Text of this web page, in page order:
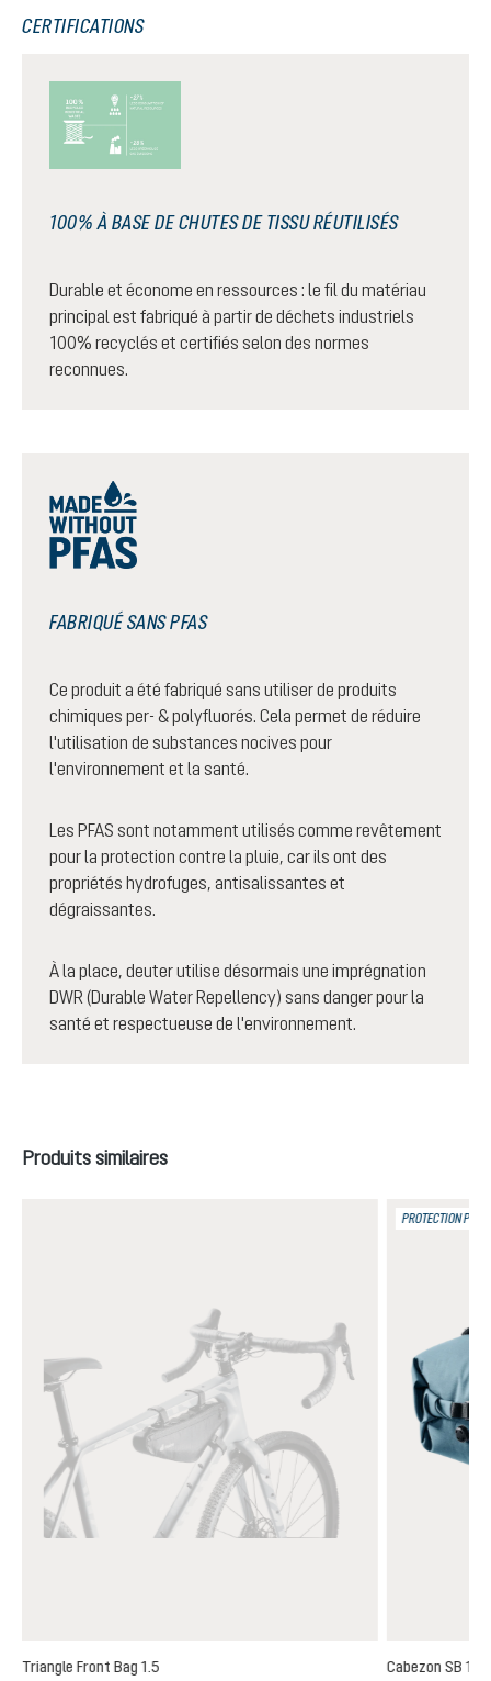
CERTIFICATIONS
100% À BASE DE CHUTES DE TISSU RÉUTILISÉS
Durable et économe en ressources : le fil du matériau
principal est fabriqué à partir de déchets industriels
100% recyclés et certifiés selon des normes
reconnues.
FABRIQUÉ SANS PFAS
Ce produit a été fabriqué sans utiliser de produits
chimiques per- & polyfluorés. Cela permet de réduire
l'utilisation de substances nocives pour
l'environnement et la santé.
Les PFAS sont notamment utilisés comme revêtement
pour la protection contre la pluie, car ils ont des
propriétés hydrofuges, antisalissantes et
dégraissantes.
À la place, deuter utilise désormais une imprégnation
DWR (Durable Water Repellency) sans danger pour la
santé et respectueuse de l'environnement.
Ignorer la galerie de produits
Produits similaires
Triangle Front Bag 1.5
PROTECTION
Cabezon SB 16